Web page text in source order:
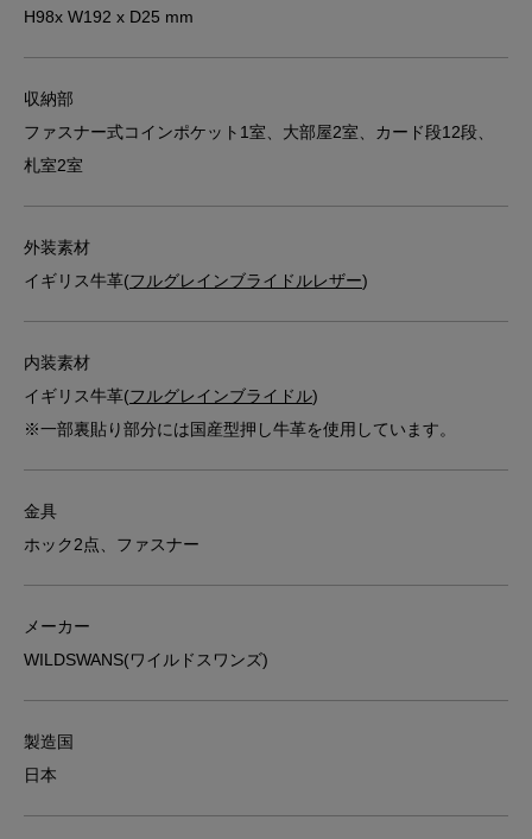
H98x W192 x D25 mm
収納部
ファスナー式コインポケット1室、大部屋2室、カード段12段、
札室2室
外装素材
イギリス牛革(フルグレインブライドルレザー)
内装素材
イギリス牛革(フルグレインブライドル)
※一部裏貼り部分には国産型押し牛革を使用しています。
金具
ホック2点、ファスナー
メーカー
WILDSWANS(ワイルドスワンズ)
製造国
日本